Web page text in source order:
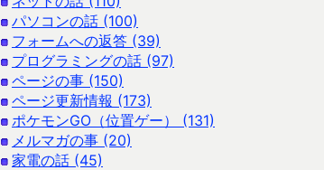
パソコンの話 (100)
フォームへの返答 (39)
プログラミングの話 (97)
ページの事 (150)
ページ更新情報 (173)
ポケモンGO（位置ゲー） (131)
メルマガの事 (20)
家電の話 (45)